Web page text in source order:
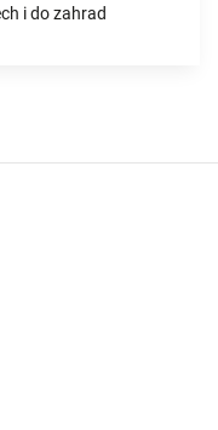
i do zahrad